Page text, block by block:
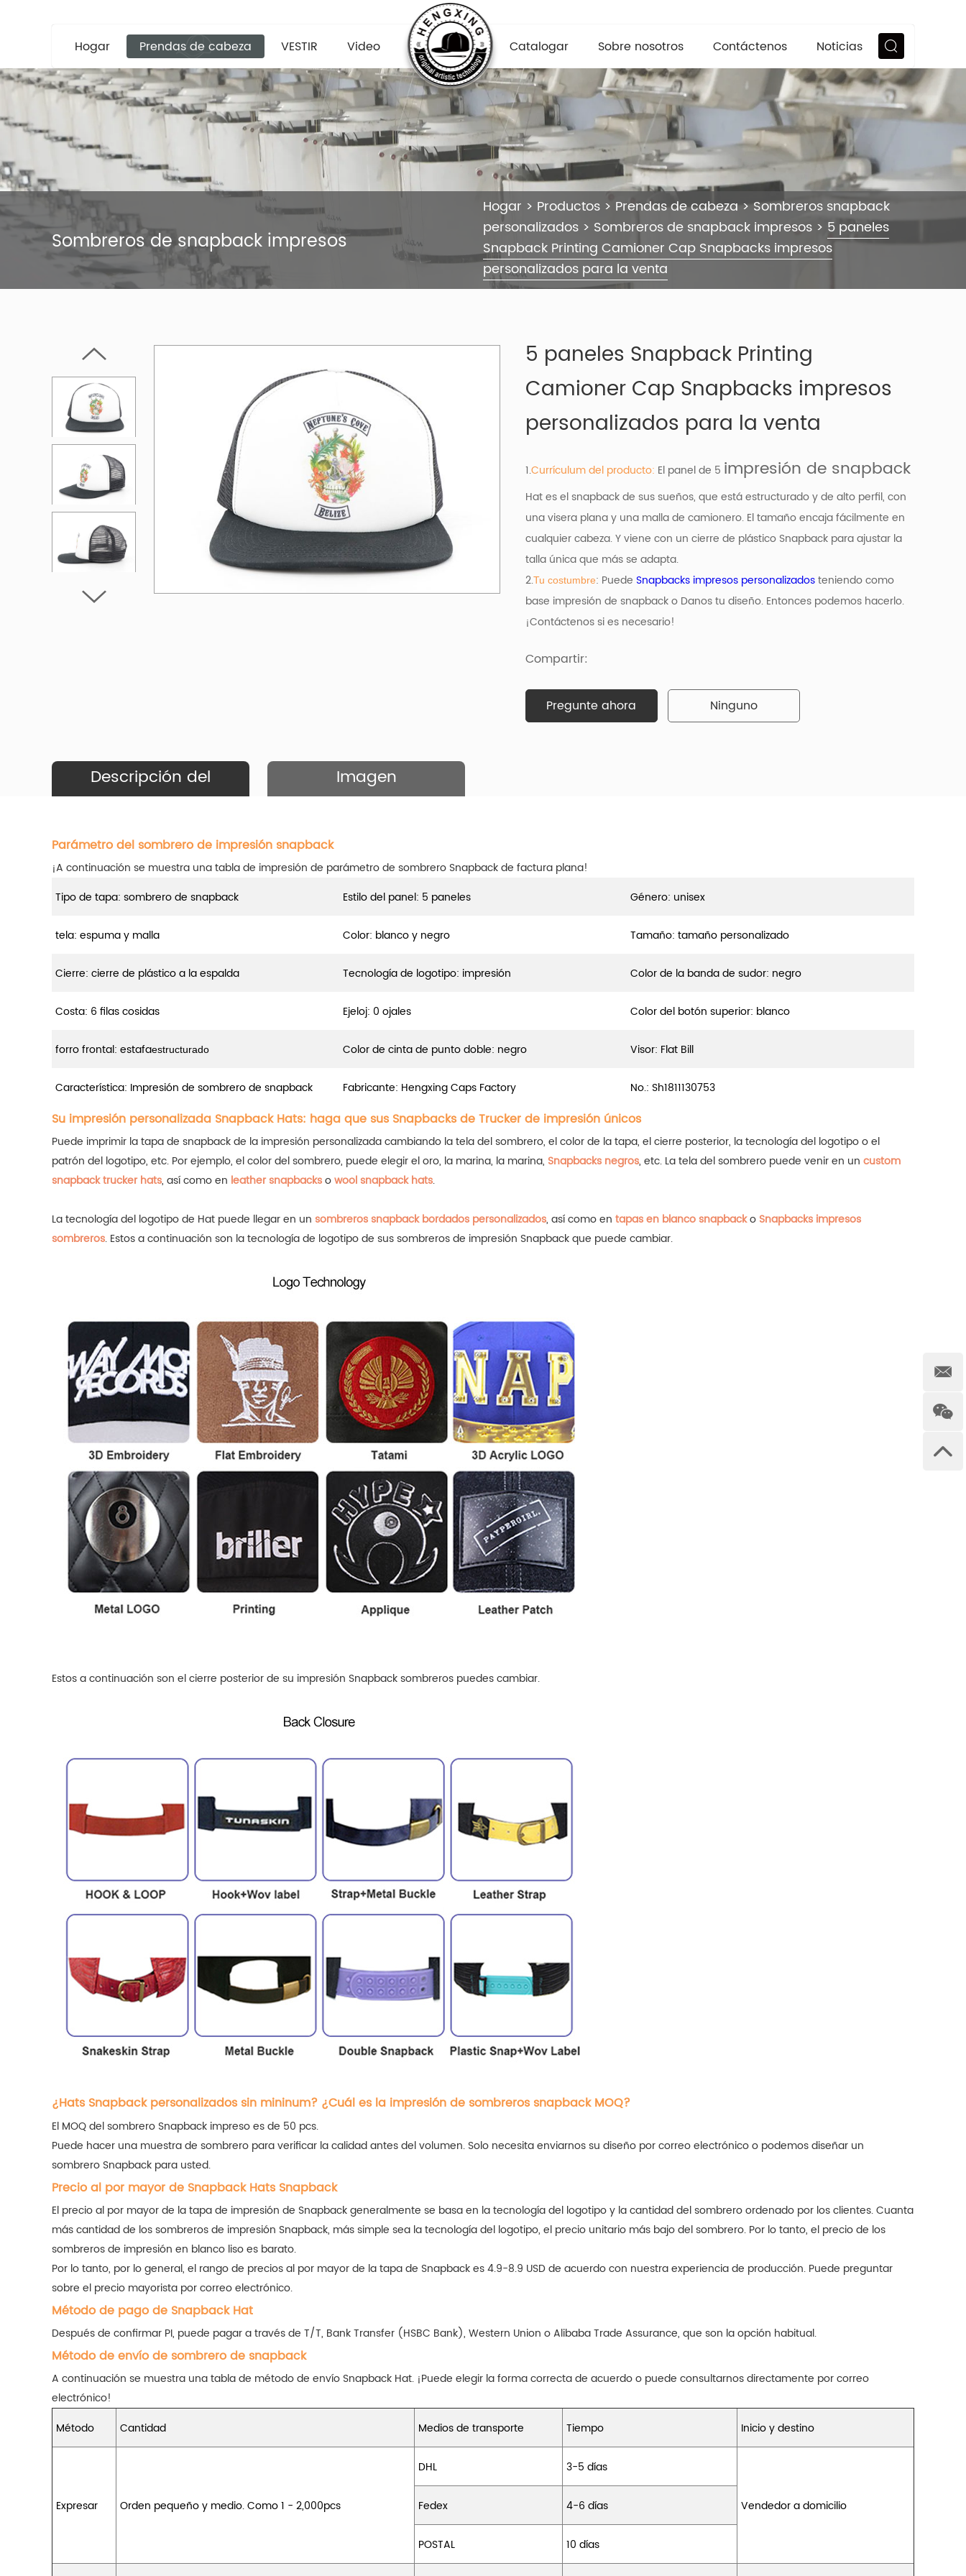
Hogar Prendas de cabeza VESTIR Video Catalogar Sobre nosotros Contáctenos Noticias
Sombreros de snapback impresos
Hogar > Productos > Prendas de cabeza>Sombreros snapback
personalizados > Sombreros de snapback impresos > 5 paneles
Snapback Printing Camioner Cap Snapbacks impresos
personalizados para la venta
5 paneles Snapback Printing
Camioner Cap Snapbacks impresos
personalizados para la venta
1.Currículum del producto: El panel de 5 impresión de snapback
Hat es el snapback de sus sueños, que está estructurado y de alto perfil, con
una visera plana y una malla de camionero. El tamaño encaja fácilmente en
cualquier cabeza. Y viene con un cierre de plástico Snapback para ajustar la
talla única que más se adapta.
2.Tu costumbre: Puede Snapbacks impresos personalizadosteniendo como
base impresión de snapback o Danos tu diseño. Entonces podemos hacerlo.
¡Contáctenos si es necesario!
Compartir:
Pregunte ahora Ninguno
Descripción del
Imagen
Parámetro del sombrero de impresión snapback
¡A continuación se muestra una tabla de impresión de parámetro de sombrero Snapback de factura plana!
Tipo de tapa: sombrero de snapback
Estilo del panel: 5 paneles Género: unisex
tela: espuma y malla Color: blanco y negro Tamaño: tamaño personalizado
Cierre: cierre de plástico a la espalda Tecnología de logotipo: impresión Color de la banda de sudor: negro
Costa: 6 filas cosidas Ejeloj: 0 ojales Color del botón superior: blanco
forro frontal: estafaestructurado Color de cinta de punto doble: negro Visor: Flat Bill
Característica: Impresión de sombrero de snapback Fabricante: Hengxing Caps Factory No.: Sh1811130753
Su impresión personalizada Snapback Hats: haga que sus Snapbacks de Trucker de impresión únicos
Puede imprimir la tapa de snapback de la impresión personalizada cambiando la tela del sombrero, el color de la tapa, el cierre posterior, la tecnología del logotipo o el
patrón del logotipo, etc. Por ejemplo, el color del sombrero, puede elegir el oro, la marina, la marina, Snapbacks negros, etc. La tela del sombrero puede venir en un custom
snapback trucker hats, así como en leather snapbacksowool snapback hats.
La tecnología del logotipo de Hat puede llegar en un sombreros snapback bordados personalizados, así como en tapas en blanco snapbacko Snapbacks impresos
sombreros. Estos a continuación son la tecnología de logotipo de sus sombreros de impresión Snapback que puede cambiar.
Estos a continuación son el cierre posterior de su impresión Snapbacksombreros puedes cambiar.
¿Hats Snapback personalizados sin mininum? ¿Cuál es la impresión de sombreros snapback MOQ?
El MOQ del sombrero Snapback impreso es de 50 pcs.
Puede hacer una muestra de sombrero para verificar la calidad antes del volumen. Solo necesita enviarnos su diseño por correo electrónico o podemos diseñar un
sombrero Snapback para usted.
Precio al por mayor de Snapback Hats Snapback
El precio al por mayor de la tapa de impresión de Snapback generalmente se basa en la tecnología del logotipo y la cantidad del sombrero ordenado por los clientes. Cuanta
más cantidad de los sombreros de impresión Snapback, más simple sea la tecnología del logotipo, el precio unitario más bajo del sombrero. Por lo tanto, el precio de los
sombreros de impresión en blanco liso es barato.
Por lo tanto, por lo general, el rango de precios al por mayor de la tapa de Snapback es 4.9-8.9 USD de acuerdo con nuestra experiencia de producción. Puede preguntar
sobre el precio mayorista por correo electrónico.
Método de pago de Snapback Hat
Después de confirmar PI, puede pagar a través de T/T, Bank Transfer (HSBC Bank), Western Union o Alibaba Trade Assurance, que son la opción habitual.
Método de envío de sombrero de snapback
A continuación se muestra una tabla de método de envío Snapback Hat. ¡Puede elegir la forma correcta de acuerdo o puede consultarnos directamente por correo
electrónico!
Método
Cantidad Medios de transporte Tiempo Inicio y destino
Expresar Orden pequeño y medio. Como 1 - 2,000pcs
DHL 3-5 días
Vendedor a domicilio
Fedex 4-6 días
POSTAL 10 días